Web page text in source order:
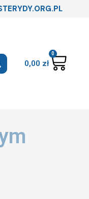
0,00 zł
0